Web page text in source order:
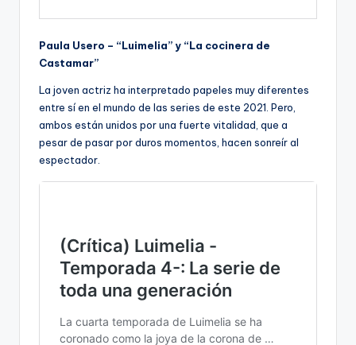
Paula Usero – “Luimelia” y “La cocinera de
Castamar”
La joven actriz ha interpretado papeles muy diferentes
entre sí en el mundo de las series de este 2021. Pero,
ambos están unidos por una fuerte vitalidad, que a
pesar de pasar por duros momentos, hacen sonreír al
espectador.